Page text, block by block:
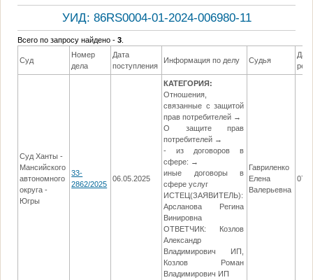
УИД: 86RS0004-01-2024-006980-11
Всего по запросу найдено -3
Суд
Номер
дела
Дата
поступления
Информация по делу Судья
Суд Ханты -
Мансийского
автономного
округа -
Югры
33-
2862/2025
06.05.2025
КАТЕГОРИЯ:
Отношения,
связанные с защитой
прав потребителей →
О защите прав
потребителей →
- из договоров в
сфере: →
иные договоры в
сфере услуг
ИСТЕЦ(ЗАЯВИТЕЛЬ):
Арсланова Регина
Винировна
ОТВЕТЧИК: Козлов
Александр
Владимирович ИП,
Козлов Роман
Владимирович ИП
Гавриленко
Елена
Валерьевна